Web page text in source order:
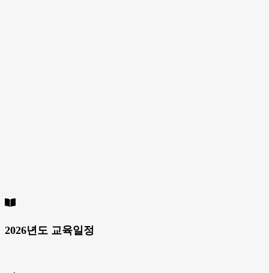
2026년도 교육일정